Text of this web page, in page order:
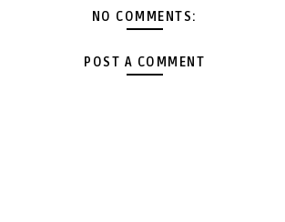
NO COMMENTS:
POST A COMMENT